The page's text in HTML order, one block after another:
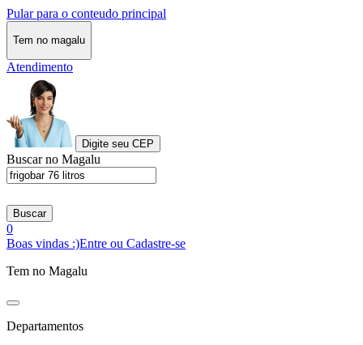
Pular para o conteudo principal
Tem no magalu
Atendimento
Digite seu CEP
Buscar no Magalu
Buscar
0
Boas vindas :)Entre ou Cadastre-se
Tem no Magalu
Departamentos